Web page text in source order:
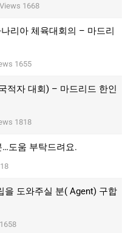
Views 1668
리아 체육대회의 – 마드리
1655
적자 대회) – 마드리드 한인
1818
도움 부탁드려요.
을 도와주실 분( Agent) 구합